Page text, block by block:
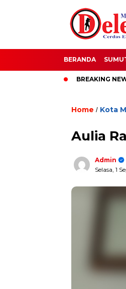
BERANDA
BREAKING NEWS,
Home / Kota
Aulia
Admin
Selasa, 1